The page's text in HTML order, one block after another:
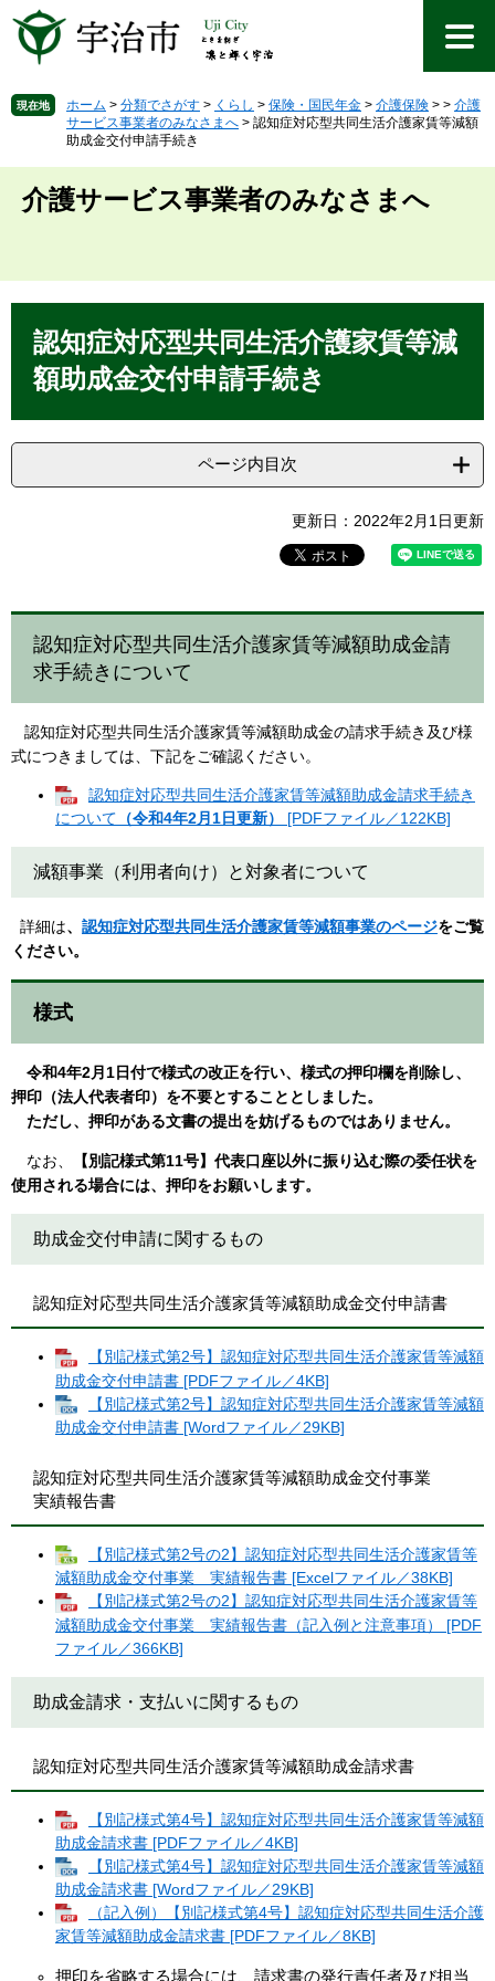
先を 現在地 ホーム > 分類でさがす > くらし > 保険・国民年金 > 介護保険 > > 介護
サービス事業者のみなさまへ > 認知症対応型共同生活介護家賃等減額
助成金交付申請手続き
介護サービス事業者のみなさまへ
認知症対応型共同生活介護家賃等減
額助成金交付申請手続き
ページ内目次
更新日：2022年2月1日更新
認知症対応型共同生活介護家賃等減額助成金請
求手続きについて
認知症対応型共同生活介護家賃等減額助成金の請求手続き及び様
式につきましては、下記をご確認ください。
認知症対応型共同生活介護家賃等減額助成金請求手続き
について （令和4年2月1日更新） [PDFファイル／122KB]
減額事業（利用者向け）と対象者について
詳細は、 認知症対応型共同生活介護家賃等減額事業のページをご覧
ください。
様式
令和4年2月1日付で様式の改正を行い、様式の押印欄を削除し、
押印（法人代表者印）を不要とすることとしました。
ただし、押印がある文書の提出を妨げるものではありません。
なお、
【別記様式第11号】代表口座以外に振り込む際の委任状を
使用される場合には、押印をお願いします。
助成金交付申請に関するもの
認知症対応型共同生活介護家賃等減額助成金交付申請書
【別記様式第2号】認知症対応型共同生活介護家賃等減額
助成金交付申請書 [PDFファイル／4KB]
【別記様式第2号】認知症対応型共同生活介護家賃等減額
助成金交付申請書 [Wordファイル／29KB]
認知症対応型共同生活介護家賃等減額助成金交付事業
実績報告書
【別記様式第2号の2】認知症対応型共同生活介護家賃等
減額助成金交付事業 実績報告書 [Excelファイル／38KB]
【別記様式第2号の2】認知症対応型共同生活介護家賃等
減額助成金交付事業 実績報告書（記入例と注意事項） [PDF
ファイル／366KB]
助成金請求・支払いに関するもの
認知症対応型共同生活介護家賃等減額助成金請求書
【別記様式第4号】認知症対応型共同生活介護家賃等減額
助成金請求書 [PDFファイル／4KB]
【別記様式第4号】認知症対応型共同生活介護家賃等減額
助成金請求書 [Wordファイル／29KB]
（記入例）【別記様式第4号】認知症対応型共同生活介護
家賃等減額助成金請求書 [PDFファイル／8KB]
押印を省略する場合には、請求書の発行責任者及び担当